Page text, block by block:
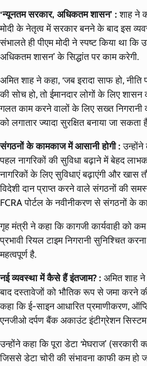
‘न्यूनतम सरकार, अधिकतम शासन’ :शाह ने
मोदी के नेतृत्व में सरकार बनने के बाद इस
संभालते ही पीएम मोदी ने स्पष्ट किया था कि
अधिकतम शासन’ के सिद्धांत पर काम करेगी.
अमित शाह ने कहा, ‘जब इरादा साफ हो,
की सोच हो, तो ईमानदार लोगों के लिए
गलत काम करने वालों के लिए सख्त निगरानी
को लगातार ज्यादा सुरक्षित बनाया जा सकता
संगठनों के कामकाज में आसानी होगी :
पहल नागरिकों की सुविधा बढ़ाने में बेहद
नागरिकों के लिए सुविधाएं बढ़ाएंगी और खास
विदेशी दान प्राप्त करने वाले संगठनों की
FCRA पोर्टल के नवीनीकरण से संगठनों के
गृह मंत्री ने कहा कि कागजी कार्यवाही को
प्रभावी रियल टाइम निगरानी सुनिश्चित
महत्वपूर्ण है.
नई व्यवस्था में कैसे हैं इंतजाम? : अमित शाह
बाद दस्तावेजों को भौतिक रूप से जमा करने
कहा कि ई-साइन आधारित प्रमाणीकरण,
एनजीओ दर्पण बैंक अकाउंट इंटीग्रेशन सिस्टम
उन्होंने कहा कि पूरा डेटा ‘मेघराज’ (सरकारी
जिससे डेटा चोरी की संभावना काफी कम हो